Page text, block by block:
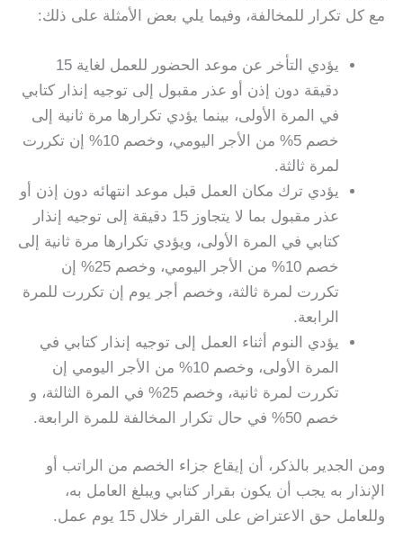
مع كل تكرار للمخالفة، وفيما يلي بعض الأمثلة على ذلك:
يؤدي التأخر عن موعد الحضور للعمل لغاية 15
دقيقة دون إذن أو عذر مقبول إلى توجيه إنذار كتابي
في المرة الأولى، بينما يؤدي تكرارها مرة ثانية إلى
خصم 5% من الأجر اليومي، وخصم 10% إن تكررت
لمرة ثالثة.
يؤدي ترك مكان العمل قبل موعد انتهائه دون إذن أو
عذر مقبول بما لا يتجاوز 15 دقيقة إلى توجيه إنذار
كتابي في المرة الأولى، ويؤدي تكرارها مرة ثانية إلى
خصم 10% من الأجر اليومي، وخصم 25% إن
تكررت لمرة ثالثة، وخصم أجر يوم إن تكررت للمرة
الرابعة.
يؤدي النوم أثناء العمل إلى توجيه إنذار كتابي في
المرة الأولى، وخصم 10% من الأجر اليومي إن
تكررت لمرة ثانية، وخصم 25% في المرة الثالثة، و
خصم 50% في حال تكرار المخالفة للمرة الرابعة.
ومن الجدير بالذكر، أن إيقاع جزاء الخصم من الراتب أو
الإنذار به يجب أن يكون بقرار كتابي ويبلغ العامل به،
وللعامل حق الاعتراض على القرار خلال 15 يوم عمل.